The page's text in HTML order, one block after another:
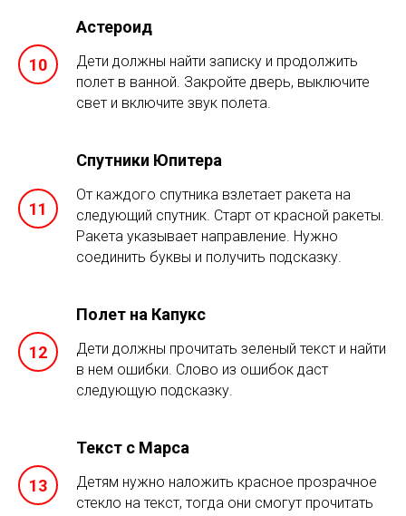
Астероид
Дети должны найти записку и продолжить
полет в ванной. Закройте дверь, выключите
свет и включите звук полета.
Спутники Юпитера
От каждого спутника взлетает ракета на
следующий спутник. Старт от красной ракеты.
Ракета указывает направление. Нужно
соединить буквы и получить подсказку.
Полет на Капукс
Дети должны прочитать зеленый текст и найти
в нем ошибки. Слово из ошибок даст
следующую подсказку.
Текст с Марса
Детям нужно наложить красное прозрачное
стекло на текст, тогда они смогут прочитать